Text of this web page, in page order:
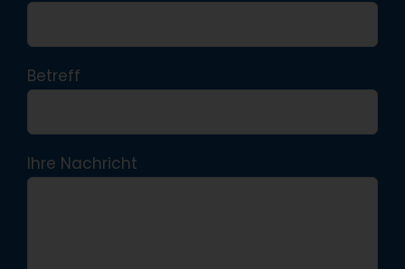
Betreff
Ihre Nachricht